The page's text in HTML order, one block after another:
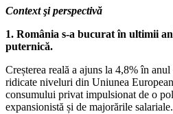
Context şi perspectivă
1. România s-a bucurat în ultimii
puternică.
Creșterea reală a ajuns la 4,8% în
ridicate niveluri din Uniunea
consumului privat impulsionat de o
expansionistă și de majorările salariale.